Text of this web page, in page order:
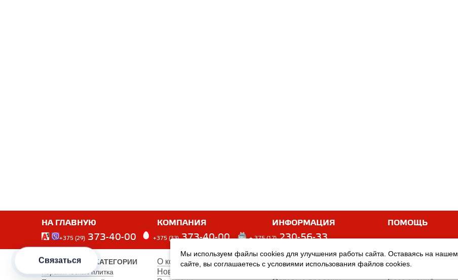
НА ГЛАВНУЮ КОМПАНИЯ ИНФОРМАЦИЯ ПОМОЩЬ
+375 (29) 373-40-00 +375 (33) 373-40-00 + 375 (17) 230-56-33
ПОПУЛЯРНЫЕ КАТЕГОРИИ
Керамическая плитка
О компании
Новости
Оплата
Услуги
Связаться
Мы используем файлы cookies для улучшения работы сайта. Оставаясь на нашем
сайте, вы соглашаетесь с условиями использования файлов cookies.